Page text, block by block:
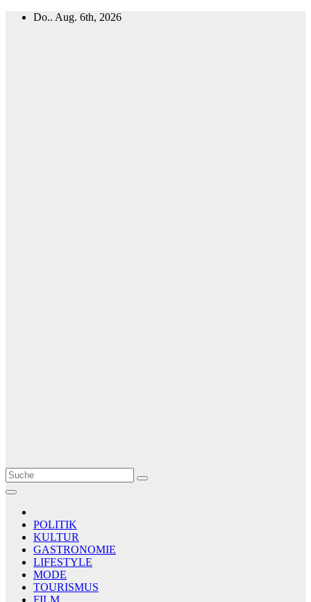
Zum
Do.. Aug. 6th, 2026
Le Matin
AGENCE DE PRESSE
POLITIK
KULTUR
GASTRONOMIE
LIFESTYLE
MODE
TOURISMUS
FILM